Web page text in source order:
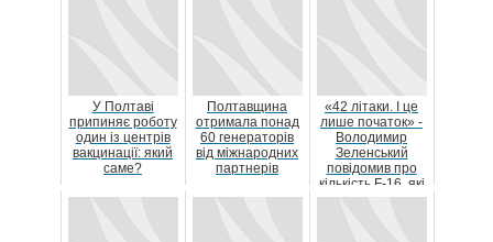
У Полтаві
припиняє роботу
один із центрів
вакцинації: який
саме?
Полтавщина
отримала понад
60 генераторів
від міжнародних
партнерів
«42 літаки. І це
лише початок» -
Володимир
Зеленський
повідомив про
кількість F-16, які
отримає Укра...